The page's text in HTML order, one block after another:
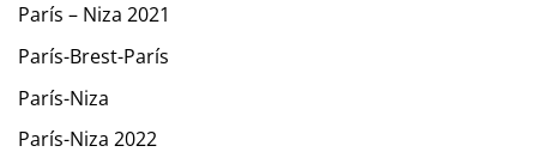
París – Niza 2021
París-Brest-París
París-Niza
París-Niza 2022